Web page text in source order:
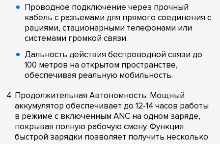
Проводное подключение через прочный
кабель с разъемами для прямого соединения с
рациями, стационарными телефонами или
системами громкой связи.
Дальность действия беспроводной связи до
100 метров на открытом пространстве,
обеспечивая реальную мобильность.
Продолжительная Автономность: Мощный
аккумулятор обеспечивает до 12-14 часов работы
в режиме с включенным ANC на одном заряде,
покрывая полную рабочую смену. Функция
быстрой зарядки позволяет получить несколько